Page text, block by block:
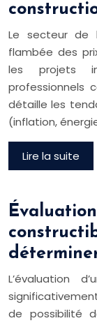
Le secteur de
flambée des
les projets
professionnels
détaille les
(inflation,
Lire la suite
L’évaluation
de possibilité